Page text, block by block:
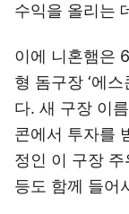
수익을 올리는
이에 니혼햄은
형 돔구장 ‘에
다. 새 구장 이
콘에서 투자를
정인 이 구장
등도 함께 들어